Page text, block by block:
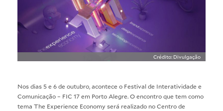
Crédito: Divulgação
Nos dias 5 e 6 de outubro, acontece o Festival de Interatividade e
Comunicação – FIC 17 em Porto Alegre. O encontro que tem como
tema The Experience Economy será realizado no Centro de